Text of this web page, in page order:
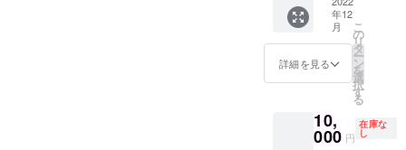
✕１年12
月
詳細を見る
こ
の
リ
タ
ー
ン
を
選
択
す
る
10,
000 円
在庫な
し